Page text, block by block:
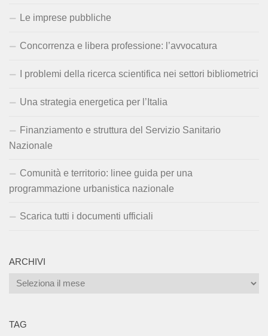
Le imprese pubbliche
Concorrenza e libera professione: l’avvocatura
I problemi della ricerca scientifica nei settori bibliometrici
Una strategia energetica per l’Italia
Finanziamento e struttura del Servizio Sanitario
Nazionale
Comunità e territorio: linee guida per una
programmazione urbanistica nazionale
Scarica tutti i documenti ufficiali
ARCHIVI
Archivi
TAG